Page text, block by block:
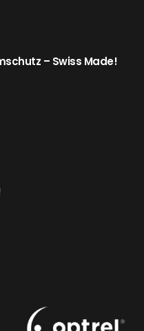
– Swiss Made!